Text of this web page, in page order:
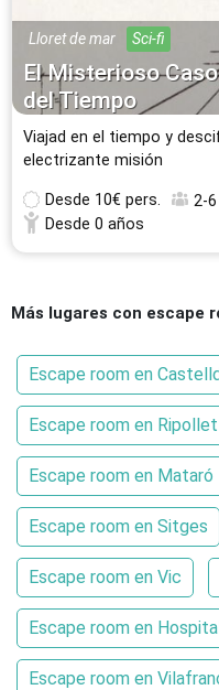
Lloret de mar Sci-fi
El Misterioso
del Tiempo
Viajad en el tiempo y
electrizante misión
Desde 10€ pers. 2-6
Desde 0 años
Más lugares con escape
Escape room en
Escape room en Ripollet
Escape room en Mataró
Escape room en Sitges
Escape room en Vic
Escape room en
Escape room en